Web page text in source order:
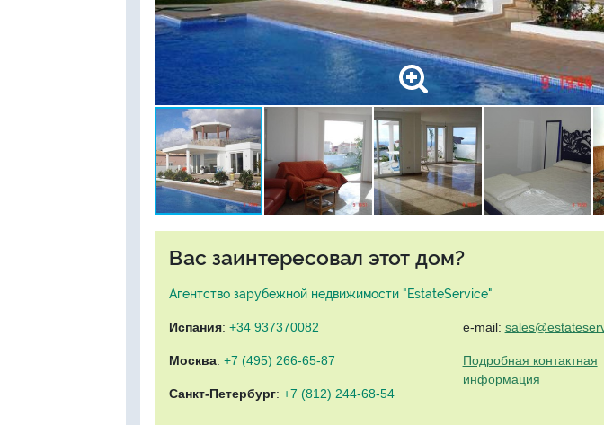
Вас заинтересовал этот дом?
Агентство зарубежной недвижимости "EstateService"
Испания: +34 937370082
Москва: +7 (495) 266-65-87
Санкт-Петербург: +7 (812) 244-68-54
e-mail:
Подробная контактная
информация